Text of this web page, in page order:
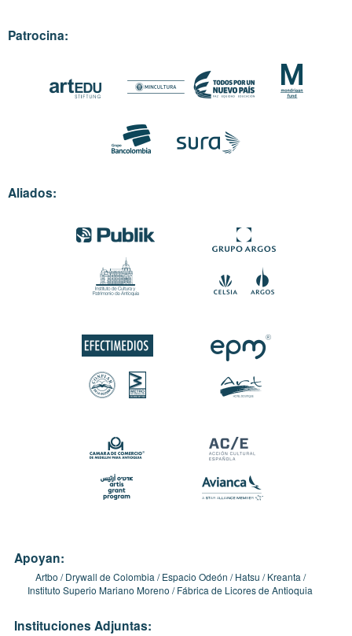
Patrocina:
Aliados:
Apoyan:
Artbo Drywall de Colombia Espacio Odeón Hatsu
Kreanta
Instituto Superio Mariano Moreno
Fábrica de Licores de Antioquia
Instituciones Adjuntas: